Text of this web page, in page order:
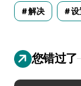
解决 设
您错过了